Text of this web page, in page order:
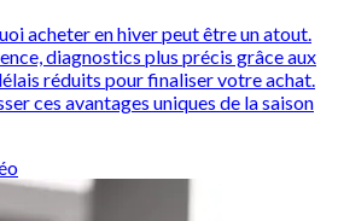
acheter en hiver peut être un atout.
diagnostics plus précis grâce aux
réduits pour finaliser votre achat.
ces avantages uniques de la saison